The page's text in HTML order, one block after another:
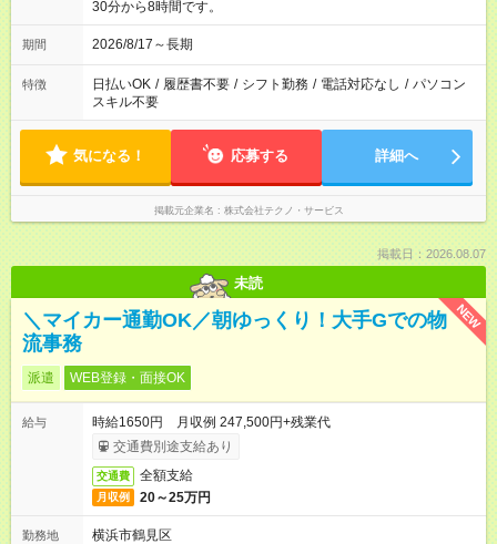
30分から8時間です。
期間 2026/8/17～長期
特徴 日払いOK / 履歴書不要 / シフト勤務 / 電話対応なし / パソコン
スキル不要
気になる！ 応募する 詳細へ
掲載元企業名 株式会社テクノ・サービス
掲載日：2026.08.07
未読
NEW
＼マイカー通勤OK／朝ゆっくり！大手Gでの物
流事務
派遣 WEB登録・面接OK
給与
時給1650円 月収例 247,500円+残業代
交通費別途支給あり
交通費 全額支給
月収例 20～25万円
勤務地
横浜市鶴見区